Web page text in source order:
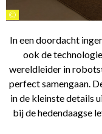
©
In een doordacht
ook de
wereldleider in
perfect samengaan.
in de kleinste details
bij de hedendaagse